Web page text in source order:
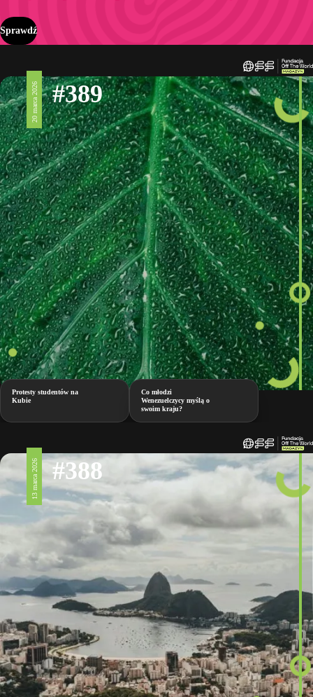
Sprawdź
20 marca 2026 #389
Protesty studentów na
Kubie
Co młodzi
Wenezuelczycy myślą o
swoim kraju?
13 marca 2026 #388